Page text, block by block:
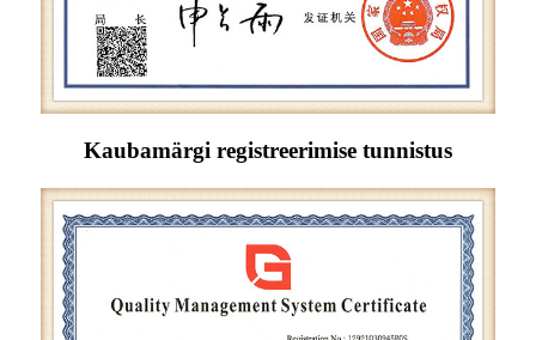
Kaubamärgi registreerimise tunnistus